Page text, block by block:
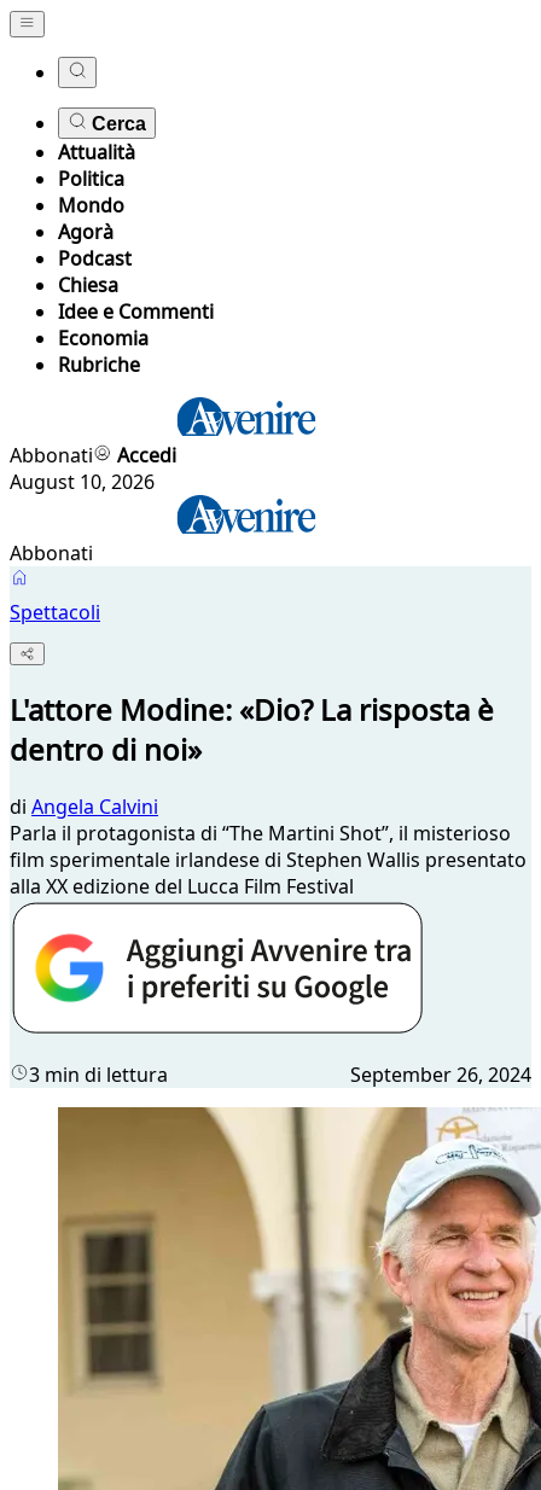
Cerca
Attualità
Politica
Mondo
Agorà
Podcast
Chiesa
Idee e Commenti
Economia
Rubriche
Abbonati
Accedi
August 10, 2026
Abbonati
Spettacoli
L'attore Modine: «Dio? La risposta è
dentro di noi»
di Angela Calvini
Parla il protagonista di “The Martini Shot”, il misterioso
film sperimentale irlandese di Stephen Wallis presentato
alla XX edizione del Lucca Film Festival
3 min di lettura September 26, 2024